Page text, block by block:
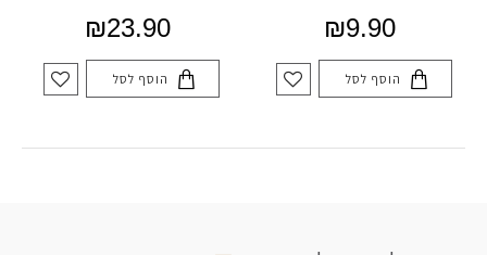
₪9.90
הוסף לסל
₪23.90
הוסף לסל